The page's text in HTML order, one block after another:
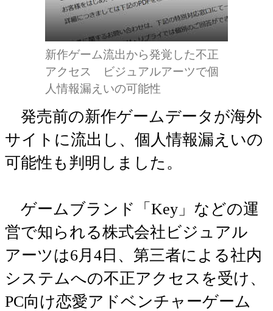
新作ゲーム流出から発覚した不正
アクセス ビジュアルアーツで個
人情報漏えいの可能性
発売前の新作ゲームデータが海外
サイトに流出し、個人情報漏えいの
可能性も判明しました。
ゲームブランド「Key」などの運
営で知られる株式会社ビジュアル
アーツは6月4日、第三者による社内
システムへの不正アクセスを受け、
PC向け恋愛アドベンチャーゲーム